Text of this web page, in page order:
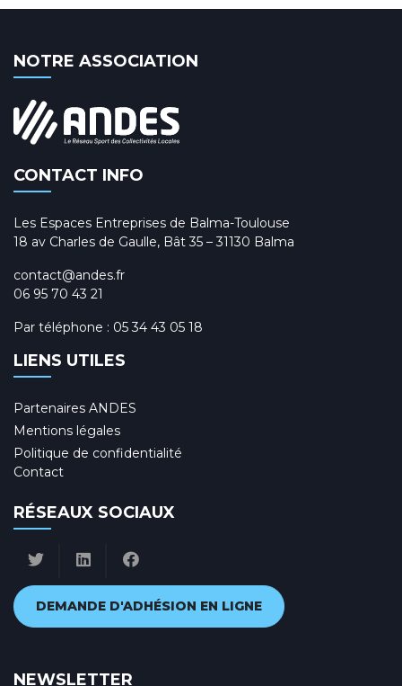
NOTRE ASSOCIATION
CONTACT INFO
Les Espaces Entreprises de Balma-Toulouse
18 av Charles de Gaulle, Bât 35 – 31130 Balma
contact@andes.fr
06 95 70 43 21
Par téléphone : 05 34 43 05 18
LIENS UTILES
Partenaires ANDES
Mentions légales
Politique de confidentialité
Contact
RÉSEAUX SOCIAUX
DEMANDE D'ADHÉSION EN LIGNE
NEWSLETTER